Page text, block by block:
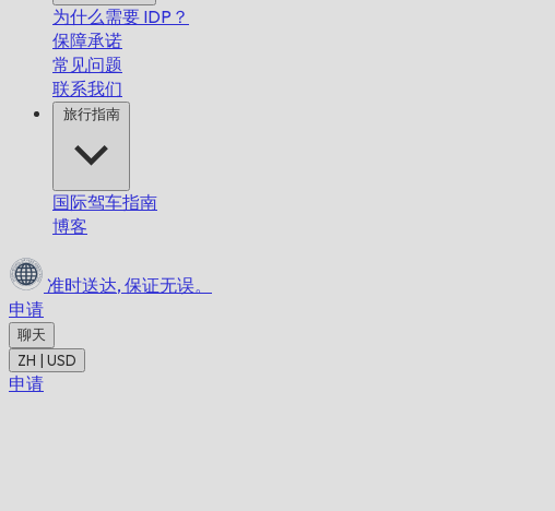
为什么需要 IDP？
保障承诺
常见问题
联系我们
旅行指南
国际驾车指南
博客
准时送达, 保证无误。
申请
聊天
ZH | USD
申请